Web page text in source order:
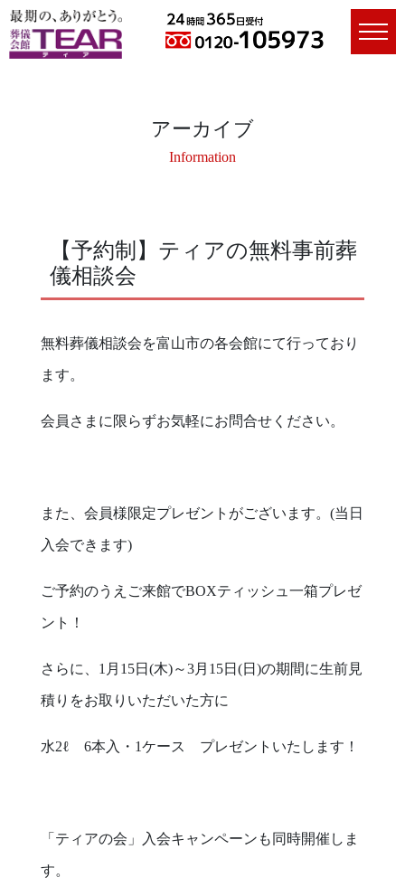
アーカイブ
Information
【予約制】ティアの無料事前葬
儀相談会
無料葬儀相談会を富山市の各会館にて行っており
ます。
会員さまに限らずお気軽にお問合せください。
また、会員様限定プレゼントがございます。(当日
入会できます)
ご予約のうえご来館でBOXティッシュ一箱プレゼ
ント！
さらに、1月15日(木)～3月15日(日)の期間に生前見
積りをお取りいただいた方に
水2ℓ 6本入・1ケース プレゼントいたします！
「ティアの会」入会キャンペーンも同時開催しま
す。